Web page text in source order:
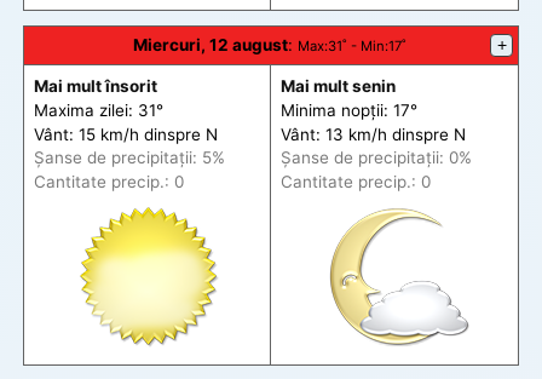
Miercuri, 12 august: Max:31˚ - Min:17˚ +
Mai mult însorit
Maxima zilei: 31°
Vânt: 15 km/h dinspre N
Șanse de precipitații: 5%
Cantitate precip.: 0
Mai mult senin
Minima nopții: 17°
Vânt: 13 km/h dinspre N
Șanse de precipitații: 0%
Cantitate precip.: 0